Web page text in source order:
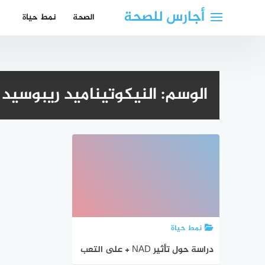
أجارس للصحة الصحة نمط حياة
الوسم:النيكوتيناميد ريبوسيد
نمط حياة
دراسة حول تأثير NAD + على التعب